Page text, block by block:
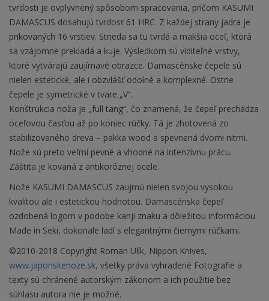
tvrdosti je ovplyvnený spôsobom spracovania, pričom KASUMI
DAMASCUS dosahujú tvrdosť 61 HRC. Z každej strany jadra je
prikovaných 16 vrstiev. Strieda sa tu tvrdá a mäkšia oceľ, ktorá
sa vzájomne prekladá a kuje. Výsledkom sú viditeľné vrstvy,
ktoré vytvárajú zaujímavé obrazce. Damascénske čepele sú
nielen estetické, ale i obzvlášť odolné a komplexné. Ostrie
čepele je symetrické v tvare „V“.
Konštrukcia noža je „full tang“, čo znamená, že čepeľ prechádza
oceľovou časťou až po koniec rúčky. Tá je zhotovená zo
stabilizovaného dreva – pakka wood a spevnená dvomi nitmi.
Nože sú preto veľmi pevné a vhodné na intenzívnu prácu.
Záštita je kovaná z antikoróznej ocele.
Nože KASUMI DAMASCUS zaujmú nielen svojou vysokou
kvalitou ale i estetickou hodnotou. Damascénska čepeľ
ozdobená logom v podobe kanji znaku a dôležitou informáciou
Made in Seki, dokonale ladí s elegantnými čiernymi rúčkami.
©2010-2018 Copyright Roman Ulík, Nippon Knives,
www.japonskenoze.sk, všetky práva vyhradené Fotografie a
texty sú chránené autorským zákonom a ich použitie bez
súhlasu autora nie je možné.